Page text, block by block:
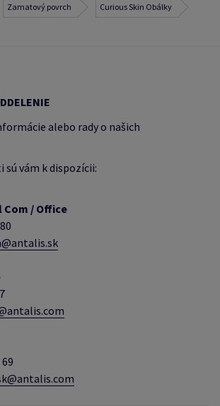
Zamatový povrch Curious Skin Obálky
alebo rady o našich
sú vám k dispozícii:
Com / Office